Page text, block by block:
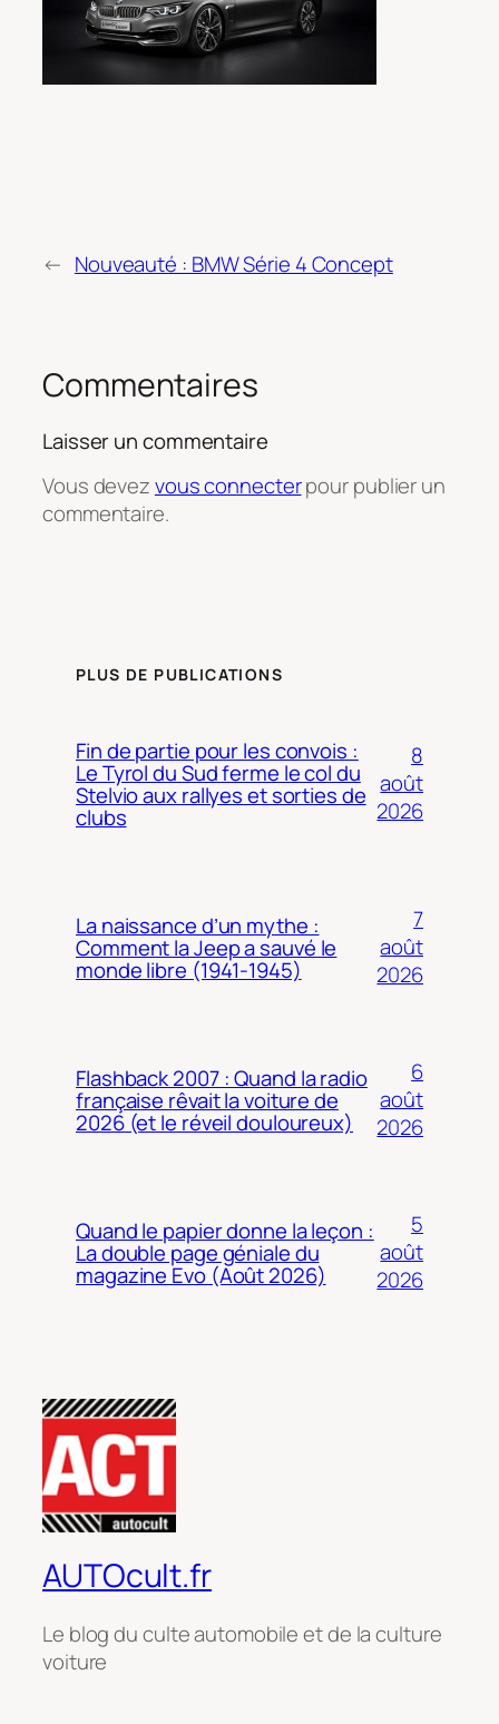
← Nouveauté : BMW Série 4 Concept
Commentaires
Laisser un commentaire
Vous devezvous connecterpour publier un
commentaire.
PLUS DE PUBLICATIONS
Fin de partie pour les convois :
Le Tyrol du Sud ferme le col du
Stelvio aux rallyes et sorties de
clubs
8
août
2026
La naissance d’un mythe :
Comment la Jeep a sauvé le
monde libre (1941-1945)
7
août
2026
Flashback 2007 : Quand la radio
française rêvait la voiture de
2026 (et le réveil douloureux)
6
août
2026
Quand le papier donne la leçon :
La double page géniale du
magazine Evo (Août 2026)
5
août
2026
AUTOcult.fr
Le blog du culte automobile et de la culture
voiture